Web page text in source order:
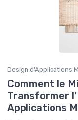
Design d'Applications
Comment le
Transformer
Applications